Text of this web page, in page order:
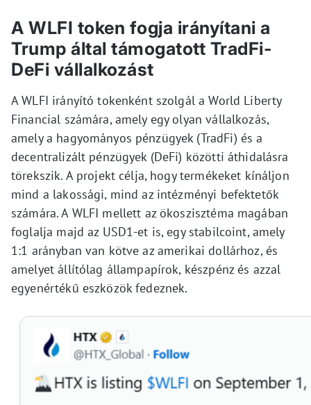
A WLFI token fogja irányítani a
Trump által támogatott TradFi-
DeFi vállalkozást
A WLFI irányító tokenként szolgál a World Liberty
Financial számára, amely egy olyan vállalkozás,
amely a hagyományos pénzügyek (TradFi) és a
decentralizált pénzügyek (DeFi) közötti áthidalásra
törekszik. A projekt célja, hogy termékeket kínáljon
mind a lakossági, mind az intézményi befektetők
számára. A WLFI mellett az ökoszisztéma magában
foglalja majd az USD1-et is, egy stabilcoint, amely
1:1 arányban van kötve az amerikai dollárhoz, és
amelyet állítólag állampapírok, készpénz és azzal
egyenértékű eszközök fedeznek.